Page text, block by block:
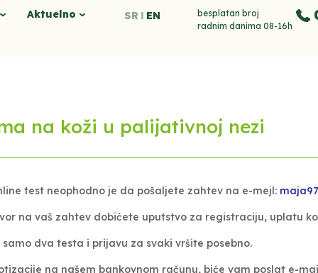
Aktuelno SR EN
besplatan broj
radnim danima 08-16h
na koži u palijativnoj nezi
test neophodno je da pošaljete zahtev na e-mejl:
na vaš zahtev dobićete uputstvo za registraciju, uplatu
dva testa i prijavu za svaki vršite posebno.
na našem bankovnom računu, biće vam poslat e-